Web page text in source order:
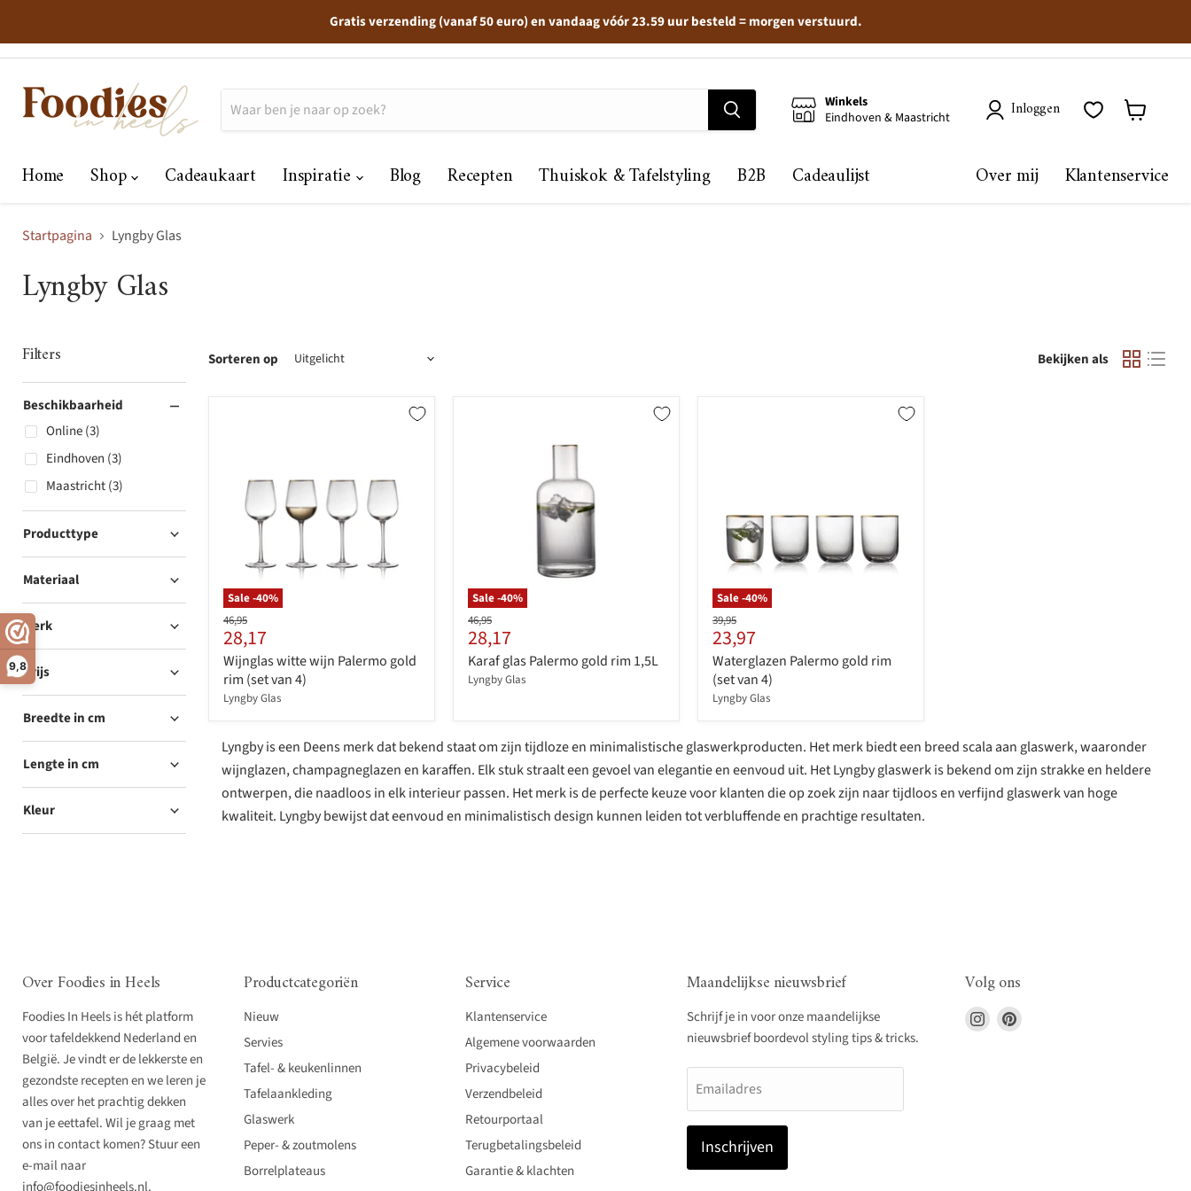
9,8
Gratis verzending (vanaf 50 euro) en vandaag vóór 23.59 uur besteld = morgen verstuurd.
Winkels
Eindhoven & Maastricht
Inloggen
Home Shop Cadeaukaart Inspiratie Blog Recepten Thuiskok & Tafelstyling B2B Cadeaulijst Over mij Klantenservice
Startpagina Lyngby Glas
Lyngby Glas
Filters
Beschikbaarheid
Eindhoven (3)
Maastricht (3)
Online (3)
Producttype
Materiaal
Merk
Prijs
Breedte in cm
Lengte in cm
Kleur
Sorteren op Bekijken als
Sale -40%
Originele
prijs
46,95
Huidige
prijs
28,17
Wijnglas witte wijn Palermo gold
rim (set van 4)
Lyngby Glas
Sale -40%
Originele
prijs
46,95
Huidige
prijs
28,17
Karaf glas Palermo gold rim 1,5L
Lyngby Glas
Sale -40%
Originele
prijs
39,95
Huidige
prijs
23,97
Waterglazen Palermo gold rim
(set van 4)
Lyngby Glas
Lyngby is een Deens merk dat bekend staat om zijn tijdloze en minimalistische glaswerkproducten. Het merk biedt een breed scala aan glaswerk, waaronder
wijnglazen, champagneglazen en karaffen. Elk stuk straalt een gevoel van elegantie en eenvoud uit. Het Lyngby glaswerk is bekend om zijn strakke en heldere
ontwerpen, die naadloos in elk interieur passen. Het merk is de perfecte keuze voor klanten die op zoek zijn naar tijdloos en verfijnd glaswerk van hoge
kwaliteit. Lyngby bewijst dat eenvoud en minimalistisch design kunnen leiden tot verbluffende en prachtige resultaten.
Over Foodies in Heels
Foodies In Heels is hét platform
voor tafeldekkend Nederland en
België. Je vindt er de lekkerste en
gezondste recepten en we leren je
alles over het prachtig dekken
van je eettafel. Wil je graag met
ons in contact komen? Stuur een
e-mail naar
info@foodiesinheels.nl.
Productcategoriën
Nieuw
Servies
Tafel- & keukenlinnen
Tafelaankleding
Glaswerk
Peper- & zoutmolens
Borrelplateaus
Service
Klantenservice
Algemene voorwaarden
Privacybeleid
Verzendbeleid
Retourportaal
Terugbetalingsbeleid
Garantie & klachten
Maandelijkse nieuwsbrief
Schrijf je in voor onze maandelijkse
nieuwsbrief boordevol styling tips & tricks.
Emailadres
Inschrijven
Volg ons
Vind
ons
Vind